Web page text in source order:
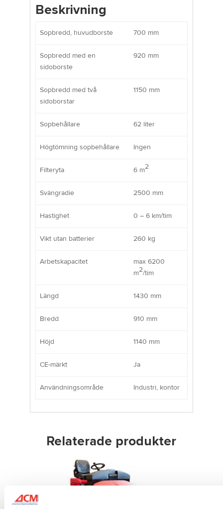
Beskrivning
Sopbredd, huvudborste 700 mm
Sopbredd med en
sidoborste
920 mm
Sopbredd med två
sidoborstar
1150 mm
Sopbehållare 62 liter
Högtömning sopbehållare Ingen
Filteryta 6 m2
Svängradie 2500 mm
Hastighet 0 – 6 km/tim
Vikt utan batterier 260 kg
Arbetskapacitet
max 6200
m2/tim
Längd 1430 mm
Bredd 910 mm
Höjd 1140 mm
CE-märkt Ja
Användningsområde Industri, kontor
Relaterade produkter